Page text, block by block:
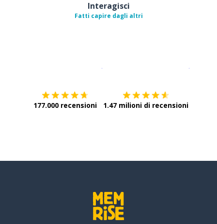
Interagisci
Fatti capire dagli altri
177.000 recensioni 1.47 milioni di recensioni